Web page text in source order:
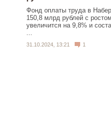
Фонд оплаты труда в
150,8 млрд рублей с
увеличится на 9,8% и
31.10.2024, 13:21 1